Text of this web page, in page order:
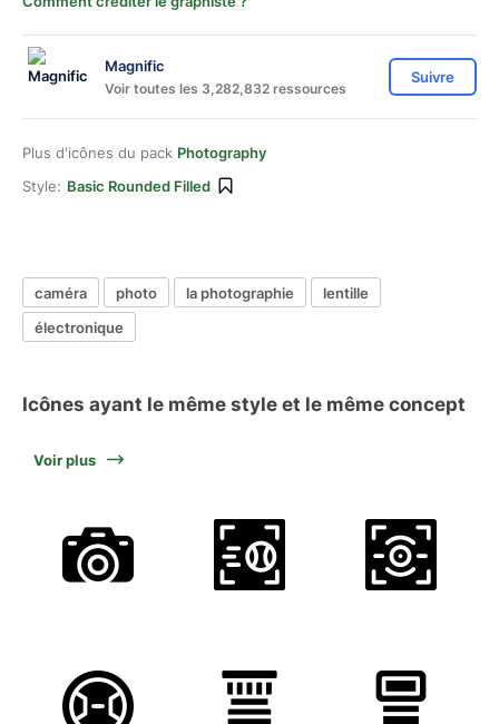
Magnific
Voir toutes les 3,282,832 ressources
Suivre
Plus d'icônes du pack Photography
Style: Basic Rounded Filled
caméra photo la photographie
lentille
électronique
Icônes ayant le même style et le même concept
Voir plus